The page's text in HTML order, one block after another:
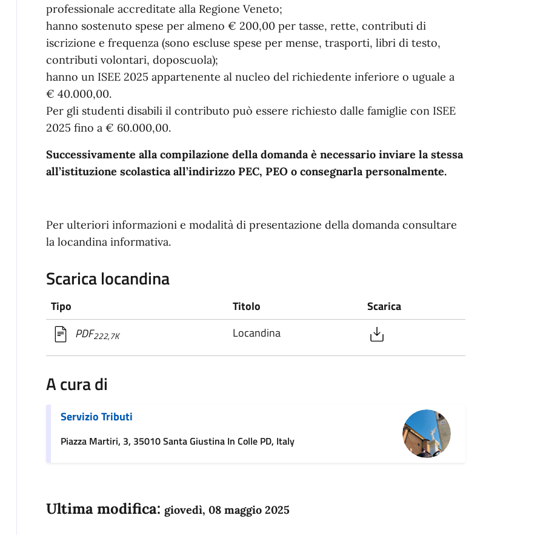
professionale accreditate alla Regione Veneto;
hanno sostenuto spese per almeno € 200,00 per tasse, rette, contributi di
iscrizione e frequenza (sono escluse spese per mense, trasporti, libri di testo,
contributi volontari, doposcuola);
hanno un ISEE 2025 appartenente al nucleo del richiedente inferiore o uguale a
€ 40.000,00.
Per gli studenti disabili il contributo può essere richiesto dalle famiglie con ISEE
2025 fino a € 60.000,00.
Successivamente alla compilazione della domanda è necessario inviare la stessa
all’istituzione scolastica all’indirizzo PEC, PEO o consegnarla personalmente.
Per ulteriori informazioni e modalità di presentazione della domanda consultare
la locandina informativa.
Scarica locandina
Tipo Titolo
Scarica
PDF222,7K Locandina
A cura di
Servizio Tributi
Piazza Martiri, 3, 35010 Santa Giustina In Colle PD, Italy
Ultima modifica: giovedì, 08 maggio 2025